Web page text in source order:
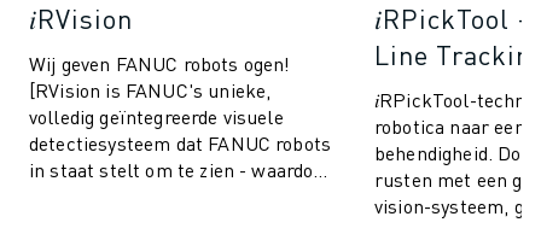
𝑖RVision
Wij geven FANUC robots ogen!
[RVision is FANUC's unieke,
volledig geïntegreerde visuele
detectiesysteem dat FANUC robots
in staat stelt om te zien - waardoor
𝑖RPickTool -
Line
𝑖RPickTool-
robotica naar een
behendigheid.
rusten met een
vision-systeem,